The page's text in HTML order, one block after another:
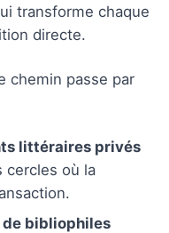
transforme chaque
directe.
chemin passe par
littéraires privés
cercles où la
bibliophiles